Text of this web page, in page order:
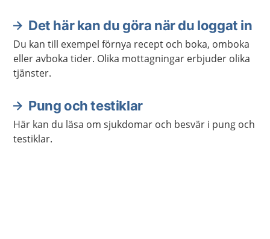
Det här kan du göra när du loggat in
Du kan till exempel förnya recept och boka, omboka
eller avboka tider. Olika mottagningar erbjuder olika
tjänster.
Pung och testiklar
Här kan du läsa om sjukdomar och besvär i pung och
testiklar.